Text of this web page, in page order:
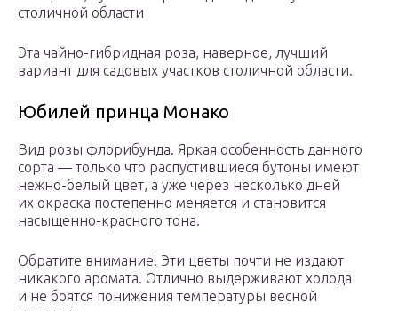
столичной области
Эта чайно-гибридная роза, наверное, лучший
вариант для садовых участков столичной области.
Юбилей принца Монако
Вид розы флорибунда. Яркая особенность данного
сорта — только что распустившиеся бутоны имеют
нежно-белый цвет, а уже через несколько дней
их окраска постепенно меняется и становится
насыщенно-красного тона.
Обратите внимание! Эти цветы почти не издают
никакого аромата. Отлично выдерживают холода
и не боятся понижения температуры весной